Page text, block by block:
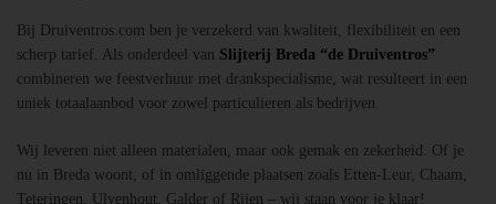
Bij Druiventros.com ben je verzekerd van kwaliteit, flexibiliteit en een
scherp tarief. Als onderdeel van Slijterij Breda “de Druiventros”
combineren we feestverhuur met drankspecialisme, wat resulteert in een
uniek totaalaanbod voor zowel particulieren als bedrijven.
Wij leveren niet alleen materialen, maar ook gemak en zekerheid. Of je
nu in Breda woont, of in omliggende plaatsen zoals Etten-Leur, Chaam,
Teteringen, Ulvenhout, Galder of Rijen – wij staan voor je klaar!